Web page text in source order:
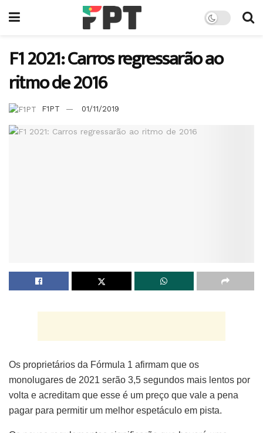
F1 2021: Carros regressarão ao
ritmo de 2016
F1PT 01/11/2019
Os proprietários da Fórmula 1 afirmam que os
monolugares de 2021 serão 3,5 segundos mais lentos por
volta e acreditam que esse é um preço que vale a pena
pagar para permitir um melhor espetáculo em pista.